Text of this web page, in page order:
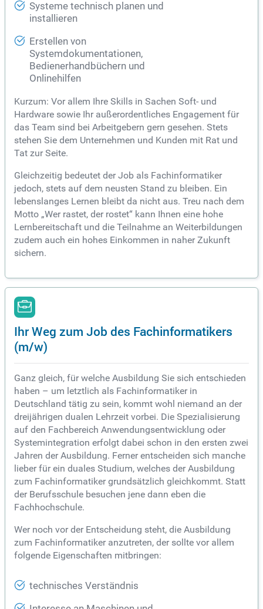
Systeme technisch planen und
installieren
Erstellen von
Systemdokumentationen,
Bedienerhandbüchern und
Onlinehilfen
Kurzum: Vor allem Ihre Skills in Sachen Soft- und
Hardware sowie Ihr außerordentliches Engagement für
das Team sind bei Arbeitgebern gern gesehen. Stets
stehen Sie dem Unternehmen und Kunden mit Rat und
Tat zur Seite.
Gleichzeitig bedeutet der Job als Fachinformatiker
jedoch, stets auf dem neusten Stand zu bleiben. Ein
lebenslanges Lernen bleibt da nicht aus. Treu nach dem
Motto „Wer rastet, der rostet“ kann Ihnen eine hohe
Lernbereitschaft und die Teilnahme an Weiterbildungen
zudem auch ein hohes Einkommen in naher Zukunft
sichern.
Ihr Weg zum Job des Fachinformatikers
(m/w)
Ganz gleich, für welche Ausbildung Sie sich entschieden
haben – um letztlich als Fachinformatiker in
Deutschland tätig zu sein, kommt wohl niemand an der
dreijährigen dualen Lehrzeit vorbei. Die Spezialisierung
auf den Fachbereich Anwendungsentwicklung oder
Systemintegration erfolgt dabei schon in den ersten zwei
Jahren der Ausbildung. Ferner entscheiden sich manche
lieber für ein duales Studium, welches der Ausbildung
zum Fachinformatiker grundsätzlich gleichkommt. Statt
der Berufsschule besuchen jene dann eben die
Fachhochschule.
Wer noch vor der Entscheidung steht, die Ausbildung
zum Fachinformatiker anzutreten, der sollte vor allem
folgende Eigenschaften mitbringen:
technisches Verständnis